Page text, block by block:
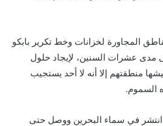
المجاورة لخزانات وخط تكرير بابكو
مدى عشرات السنين، لإيجاد حلول
منطقتهم إلا أنه لا أحد يستجيب
السموم.
انتشر في سماء البحرين ووصل حتى